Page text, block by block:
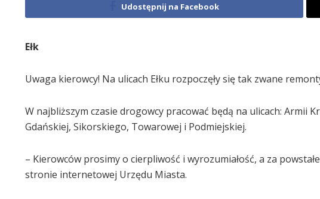
Udostępnij na Facebook
Ełk
Uwaga kierowcy! Na ulicach Ełku rozpoczęły się tak zwane
W najbliższym czasie drogowcy pracować będą na ulicach: Armii
Gdańskiej, Sikorskiego, Towarowej i Podmiejskiej.
– Kierowców prosimy o cierpliwość i wyrozumiałość, a za
stronie internetowej Urzędu Miasta.